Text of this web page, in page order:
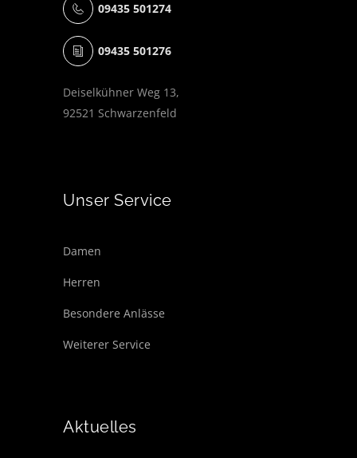
09435 501274
09435 501276
Deiselkühner Weg 13,
92521 Schwarzenfeld
Unser Service
Damen
Herren
Besondere Anlässe
Weiterer Service
Aktuelles